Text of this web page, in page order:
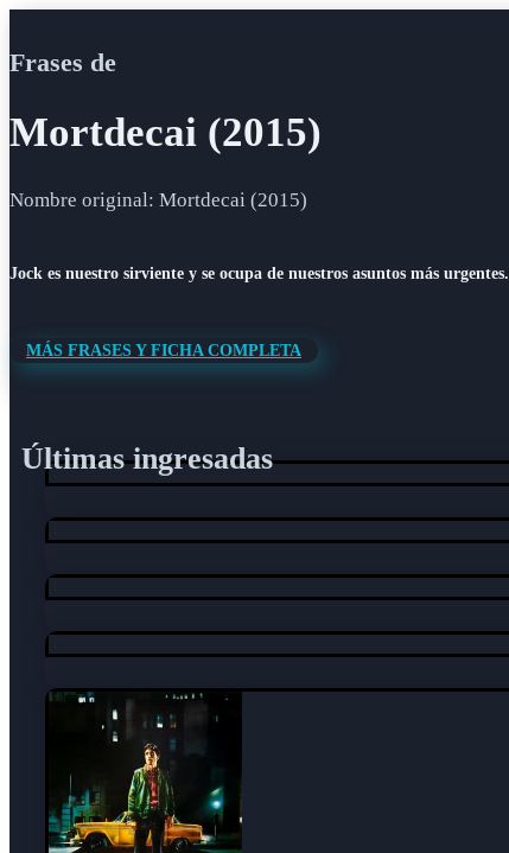
Frases de
Mortdecai (2015)
Nombre original: Mortdecai (2015)
Jock es nuestro sirviente y se ocupa de nuestros asuntos más urgentes.
MÁS FRASES Y FICHA COMPLETA
Últimas ingresadas